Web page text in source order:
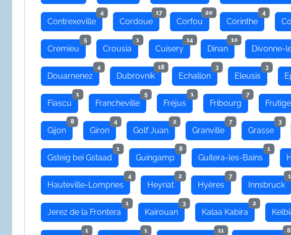
Contrexeville
4
Cordoue
17
Corfou
20
Corinthe
4
Cremieu
5
Crousia
1
Cuisery
14
Dinan
10
Divonne-
Douarnenez
4
Dubrovnik
18
Echallon
3
Eleusis
3
Fiascu
1
Francheville
5
Fréjus
1
Fribourg
7
Gijon
8
Giron
4
Golf Juan
2
Granville
7
Grasse
3
Gsteig bei Gstaad
1
Guingamp
8
Guitera-les-Bains
1
Hauteville-Lompnes
4
Heyriat
2
Hyères
7
Innsbruck
Jerez de la Frontera
1
Kairouan
3
Kalaa Kabira
2
1 1 11 8